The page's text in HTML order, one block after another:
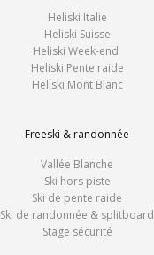
Heliski Italie
Heliski Suisse
Heliski Week-end
Heliski Pente raide
Heliski Mont Blanc
Freeski & randonnée
Vallée Blanche
Ski hors piste
Ski de pente raide
Ski de randonnée & splitboard
Stage sécurité